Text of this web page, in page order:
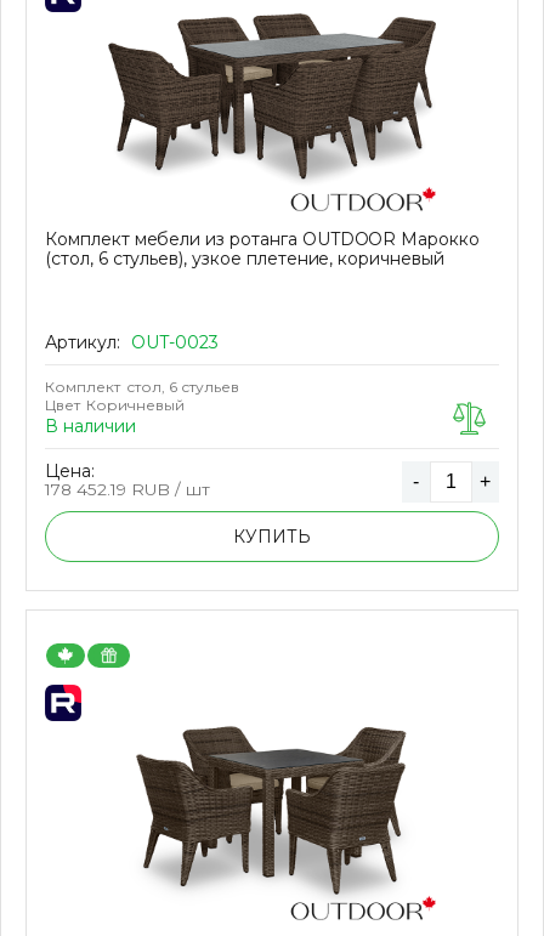
Комплект мебели из ротанга OUTDOOR Марокко
(стол, 6 стульев), узкое плетение, коричневый
Артикул: OUT-0023
Комплект стол, 6 стульев
Цвет Коричневый
В наличии
Цена:
178 452.19 RUB / шт - +
КУПИТЬ